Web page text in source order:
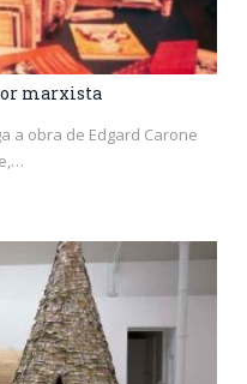
marxista
a obra de Edgard Carone